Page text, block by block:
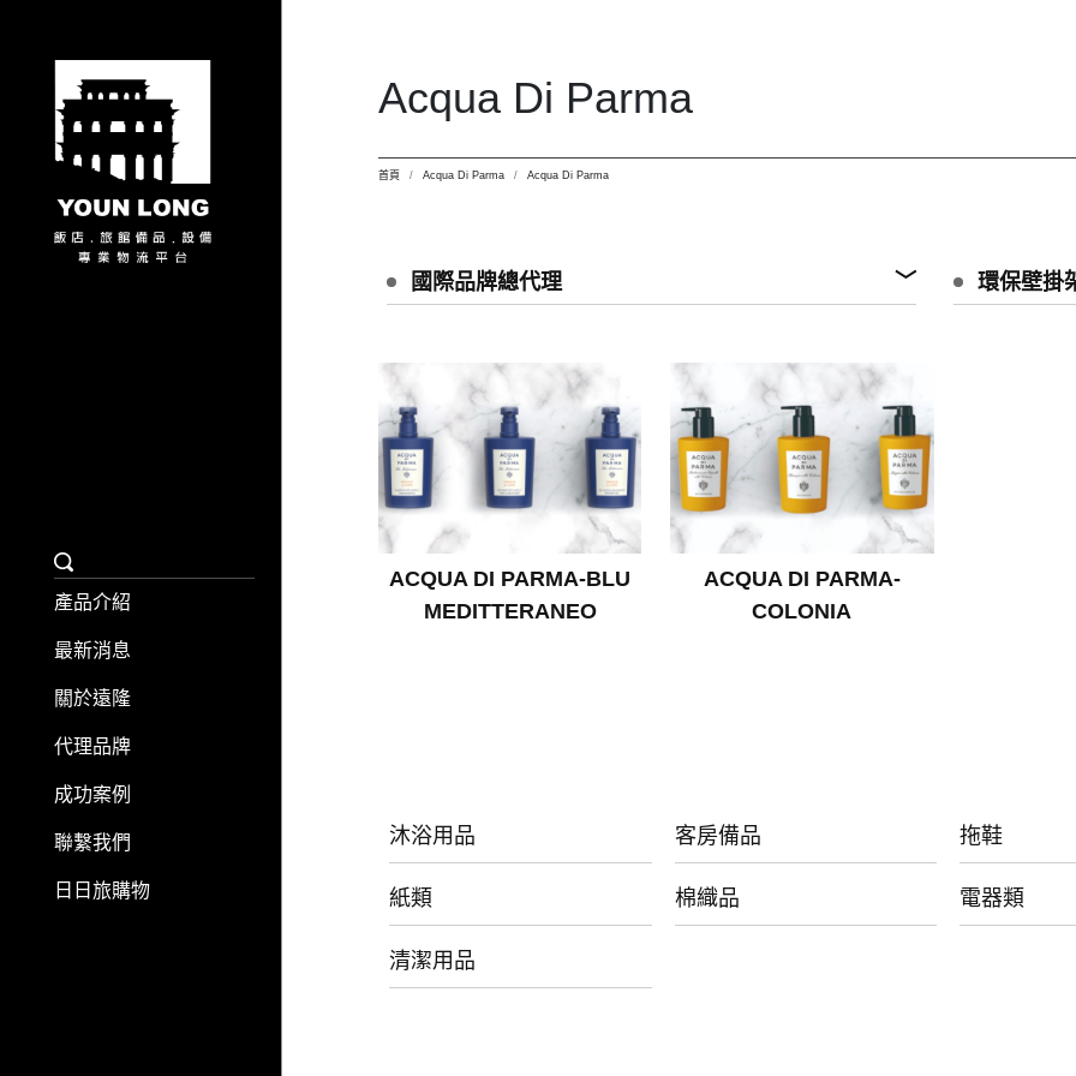
產品介紹
最新消息
關於遠隆
代理品牌
成功案例
聯繫我們
日日旅購物
Acqua Di Parma
首頁 Acqua Di Parma Acqua Di Parma
國際品牌總代理 環保壁掛
ACQUA DI PARMA-BLU
MEDITTERANEO
ACQUA DI PARMA-
COLONIA
沐浴用品 客房備品 拖鞋
紙類 棉織品 電器類
清潔用品